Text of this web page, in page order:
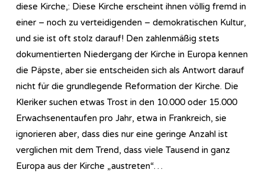
diese Kirche,: Diese Kirche erscheint ihnen völlig fremd in
einer – noch zu verteidigenden – demokratischen Kultur,
und sie ist oft stolz darauf! Den zahlenmäßig stets
dokumentierten Niedergang der Kirche in Europa kennen
die Päpste, aber sie entscheiden sich als Antwort darauf
nicht für die grundlegende Reformation der Kirche. Die
Kleriker suchen etwas Trost in den 10.000 oder 15.000
Erwachsenentaufen pro Jahr, etwa in Frankreich, sie
ignorieren aber, dass dies nur eine geringe Anzahl ist
verglichen mit dem Trend, dass viele Tausend in ganz
Europa aus der Kirche „austreten“…